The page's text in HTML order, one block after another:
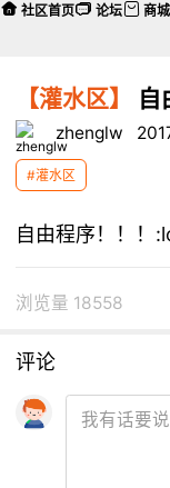
【灌水区】 自
zhenglw
#灌水区
自由程序！！！
浏览量 18558
评论
社区首页 论坛 商城